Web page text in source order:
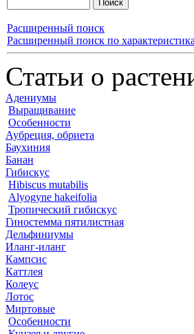
Расширенный поиск
Расширенный поиск по
Статьи о
Адениумы
Выращивание
Особенности
Аубреция, обриета
Баухиния
Банан
Гибискус
Hibiscus mutabilis
Alyogyne hakeifolia
Тропический гибискус
Гиностемма пятилистная
Дельфиниумы
Иланг-иланг
Кампсис
Каттлея
Колеус
Лотос
Миртовые
Особенности